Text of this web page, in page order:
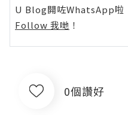
U Blog開咗WhatsApp啦
Follow 我哋 ！
0個讚好